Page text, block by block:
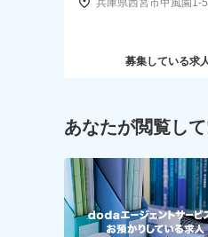
兵庫県西宮市甲風園1-
募集している求
あなたが閲覧し